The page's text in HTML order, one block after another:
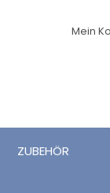
Mein
ZUBEHÖR